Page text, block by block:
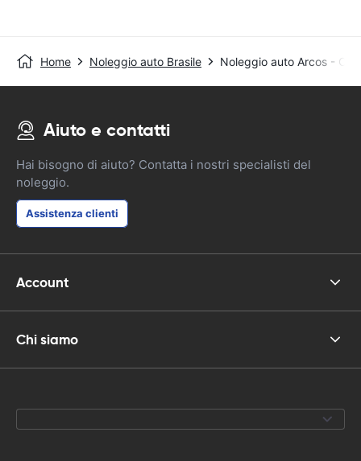
Home Noleggio auto Brasile Noleggio auto Arcos -
Aiuto e contatti
Hai bisogno di aiuto? Contatta i nostri specialisti del
noleggio.
Assistenza clienti
Account
Chi siamo